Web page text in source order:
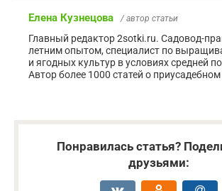
Елена Кузнецова / автор статьи
Главный редактор 2sotki.ru. Садовод-
летним опытом, специалист по
и ягодных культур в условиях средней
Автор более 1000 статей о приусадебном
Понравилась статья?
друзьями: